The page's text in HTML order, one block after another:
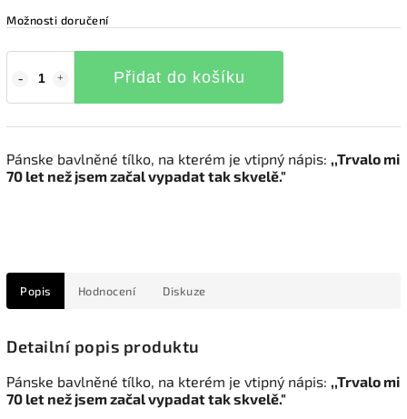
Možnosti doručení
Přidat do košíku
Pánske bavlněné tílko, na kterém je vtipný nápis: ,,Trvalo mi
70 let než jsem začal vypadat tak skvelě."
Popis Hodnocení Diskuze
Detailní popis produktu
Pánske bavlněné tílko, na kterém je vtipný nápis: ,,Trvalo mi
70 let než jsem začal vypadat tak skvelě."